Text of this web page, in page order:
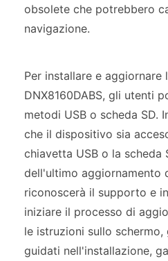
obsolete che potrebbero
navigazione.
Per installare e aggiornare
DNX8160DABS, gli utenti
metodi USB o scheda SD.
che il dispositivo sia
chiavetta USB o la scheda
dell'ultimo aggiornamento
riconoscerà il supporto e
iniziare il processo di
le istruzioni sullo schermo,
guidati nell'installazione,